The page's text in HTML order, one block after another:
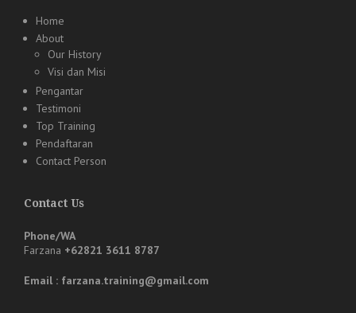
Home
About
Our History
Visi dan Misi
Pengantar
Testimoni
Top Training
Pendaftaran
Contact Person
Contact Us
Phone/WA
Farzana +62821 3611 8787
Email : farzana.training@gmail.com